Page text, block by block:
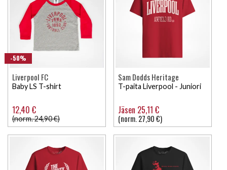
-50%
Liverpool FC
Baby LS T-shirt
12,40 €
(norm. 24,90 €)
Sam Dodds Heritage
T-paita Liverpool - Juniori
Jäsen 25,11 €
(norm. 27,90 €)